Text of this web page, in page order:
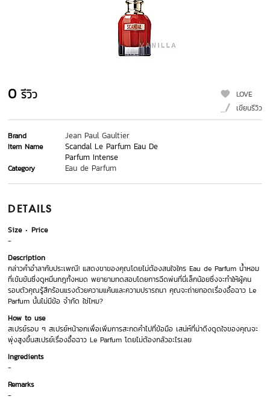
0 รีวิว
LOVE
เขียนรีวิว
Brand Jean Paul Gaultier
Item Name
Scandal Le Parfum Eau De
Parfum Intense
Category Eau de Parfum
DETAILS
Size
Price
-
Description
กล่าวคำอำลากับประเพณี! แสดงขาของคุณโดยไม่ต้องสนใจใคร Eau de Parfum น้ำหอม
ที่เข้มข้นซึ่งดูหมิ่นกฎทั้งหมด พยายามทดสอบโดยการฉีดพ่นที่นี่เล็กน้อยซึ่งจะทำให้ผู้คน
รอบตัวคุณรู้สึกร้อนแรงด้วยความแค้นและความปรารถนา คุณจะถ่ายทอดเรื่องอื้อฉาว Le
Parfum นั้นไม่มีข้อ จำกัด ใช่ไหม?
How to use
สเปรย์รอบ ๆ สเปรย์หน้าอกเพื่อเพิ่มการสะกดคำไปที่ข้อมือ เสน่ห์ที่น่าดึงดูดใจของคุณจะ
พุ่งสูงขึ้นสเปรย์เรื่องอื้อฉาว Le Parfum โดยไม่ต้องกลัวอะไรเลย
Ingredients
-
Remarks
-